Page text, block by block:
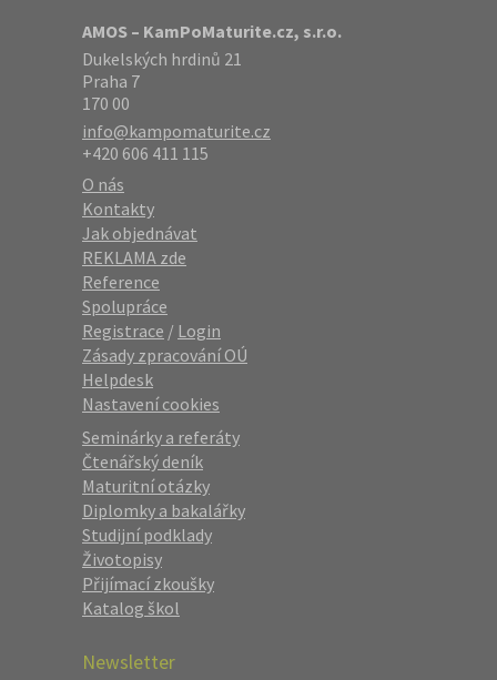
AMOS – KamPoMaturite.cz, s.r.o.
Dukelských hrdinů 21
Praha 7
170 00
info@kampomaturite.cz
+420 606 411 115
O nás
Kontakty
Jak objednávat
REKLAMA zde
Reference
Spolupráce
Registrace / Login
Zásady zpracování OÚ
Helpdesk
Nastavení cookies
Seminárky a referáty
Čtenářský deník
Maturitní otázky
Diplomky a bakalářky
Studijní podklady
Životopisy
Přijímací zkoušky
Katalog škol
Newsletter